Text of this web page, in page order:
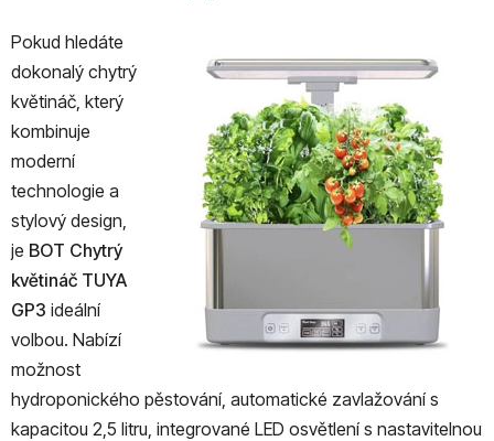
Pokud hledáte
dokonalý chytrý
květináč, který
kombinuje
moderní
technologie a
stylový design,
je BOT Chytrý
květináč TUYA
GP3 ideální
volbou. Nabízí
možnost
hydroponického pěstování, automatické zavlažování s
kapacitou 2,5 litru, integrované LED osvětlení s nastavitelnou